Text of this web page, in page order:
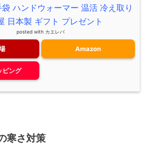
ハンドウォーマー 温活 冷え取り
日本製 ギフト プレゼント
posted with カエレバ
Amazon
ピング
寒さ対策